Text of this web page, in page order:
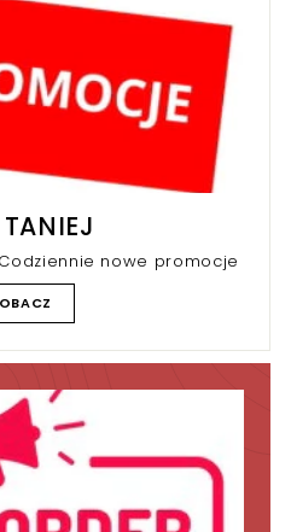
nowe promocje